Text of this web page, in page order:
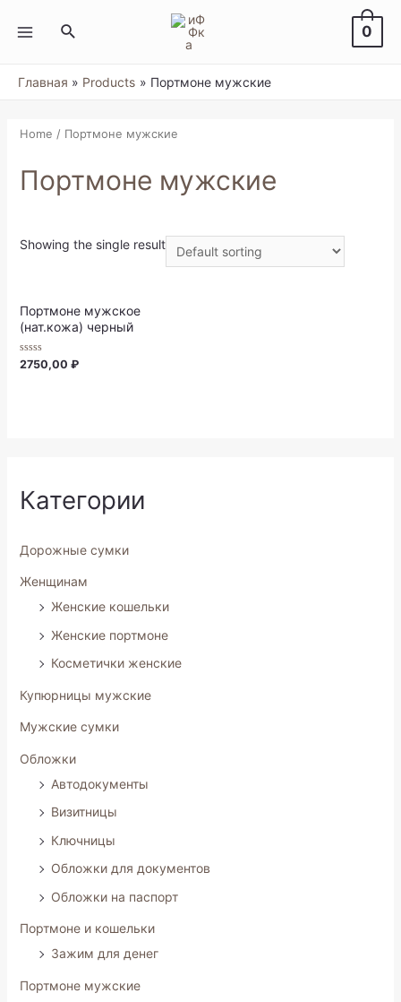
содержимому
MENU
Поиск 0
Главная Products Портмоне мужские
Категории
Дорожные сумки
Женщинам
Женские кошельки
Женские портмоне
Косметички женские
Купюрницы мужские
Мужские сумки
Обложки
Автодокументы
Визитницы
Ключницы
Обложки для документов
Обложки на паспорт
Портмоне и кошельки
Зажим для денег
Портмоне мужские
Home / Портмоне мужские
Портмоне мужские
Showing the single result
Портмоне мужское
(нат.кожа) черный
Rated
2750,00 ₽